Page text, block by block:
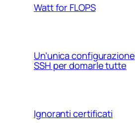
Watt for FLOPS
Un’unica configurazione
SSH per domarle tutte
Ignoranti certificati